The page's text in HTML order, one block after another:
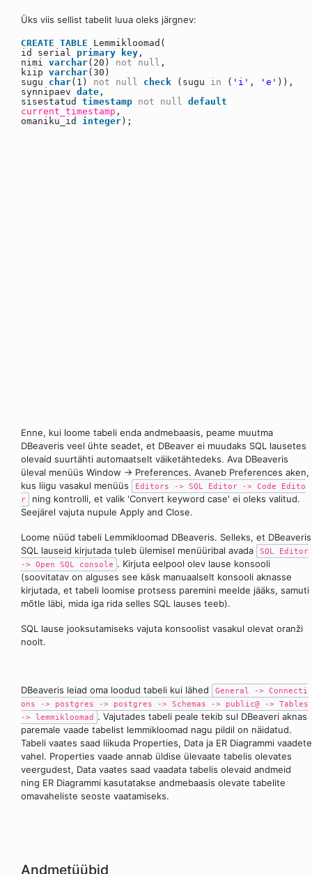
Üks viis sellist tabelit luua oleks järgnev:
CREATE TABLE
Lemmikloomad(
id serial primary key ,
nimi varchar(20) not null ,
kiip varchar(30)
sugu char(1) not null check (sugu in ( 'i' , 'e' )),
synnipaev date ,
sisestatud timestamp not null default
current_timestamp ,
omaniku_id integer );
Enne, kui loome tabeli enda andmebaasis, peame muutma
DBeaveris veel ühte seadet, et DBeaver ei muudaks SQL lausetes
olevaid suurtähti automaatselt väiketähtedeks. Ava DBeaveris
üleval menüüs Window -> Preferences. Avaneb Preferences aken,
kus liigu vasakul menüüs
Editors -> SQL Editor -> Code Edito
r
ning kontrolli, et valik 'Convert keyword case' ei oleks valitud.
Seejärel vajuta nupule Apply and Close.
Loome nüüd tabeli Lemmikloomad DBeaveris. Selleks, et DBeaveris
SQL lauseid kirjutada tuleb ülemisel menüüribal avada
SQL Editor
-> Open SQL console . Kirjuta eelpool olev lause konsooli
(soovitatav on alguses see käsk manuaalselt konsooli aknasse
kirjutada, et tabeli loomise protsess paremini meelde jääks, samuti
mõtle läbi, mida iga rida selles SQL lauses teeb).
SQL lause jooksutamiseks vajuta konsoolist vasakul olevat oranži
noolt.
DBeaveris leiad oma loodud tabeli kui lähed
General -> Connecti
ons -> postgres -> postgres -> Schemas -> public@ -> Tables
-> lemmikloomad . Vajutades tabeli peale tekib sul DBeaveri aknas
paremale vaade tabelist lemmikloomad nagu pildil on näidatud.
Tabeli vaates saad liikuda Properties, Data ja ER Diagrammi vaadete
vahel. Properties vaade annab üldise ülevaate tabelis olevates
veergudest, Data vaates saad vaadata tabelis olevaid andmeid
ning ER Diagrammi kasutatakse andmebaasis olevate tabelite
omavaheliste seoste vaatamiseks.
Andmetüübid